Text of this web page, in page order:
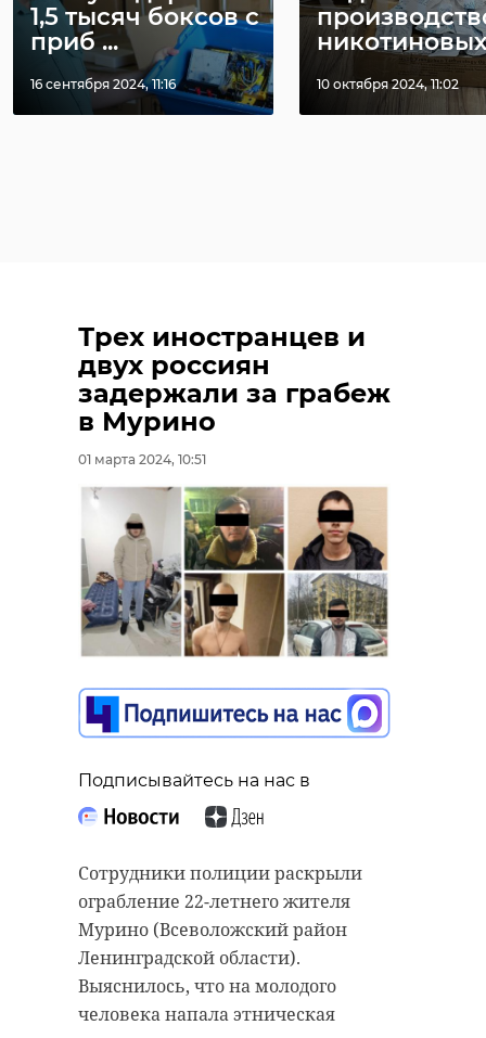
1,5 тысяч боксов с
приб ...
16 сентября 2024, 11:16
никотиновых
10 октября 2024, 11:02
Трех иностранцев и
двух россиян
задержали за грабеж
в Мурино
01 марта 2024, 10:51
Подписывайтесь на нас в
Сотрудники полиции раскрыли
ограбление 22-летнего жителя
Мурино (Всеволожский район
Ленинградской области).
Выяснилось, что на молодого
человека напала этническая